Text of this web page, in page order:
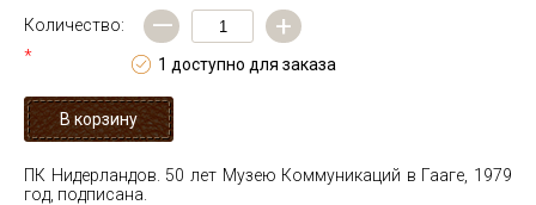
Количество:
*
— +
1 доступно для заказа
ПК Нидерландов. 50 лет Музею Коммуникаций в Гааге, 1979
год, подписана.